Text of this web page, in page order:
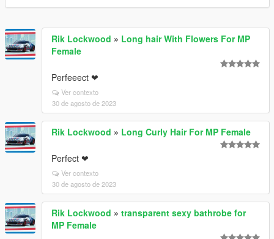
Rik Lockwood » Long hair With Flowers For MP
Female
Perfeeect ❤
Ver contexto
30 de agosto de 2023
Rik Lockwood » Long Curly Hair For MP Female
Perfect ❤
Ver contexto
30 de agosto de 2023
Rik Lockwood » transparent sexy bathrobe for
MP Female